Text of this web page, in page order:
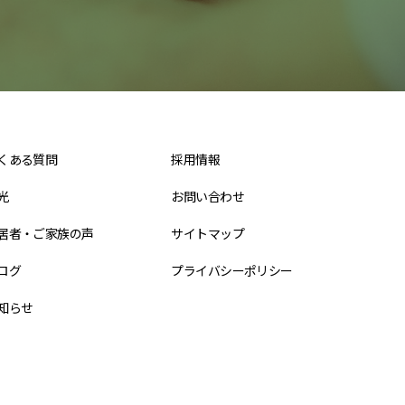
ある質問
者・ご家族の声
グ
らせ
採用情報
お問い合わせ
サイトマップ
プライバシーポリシー